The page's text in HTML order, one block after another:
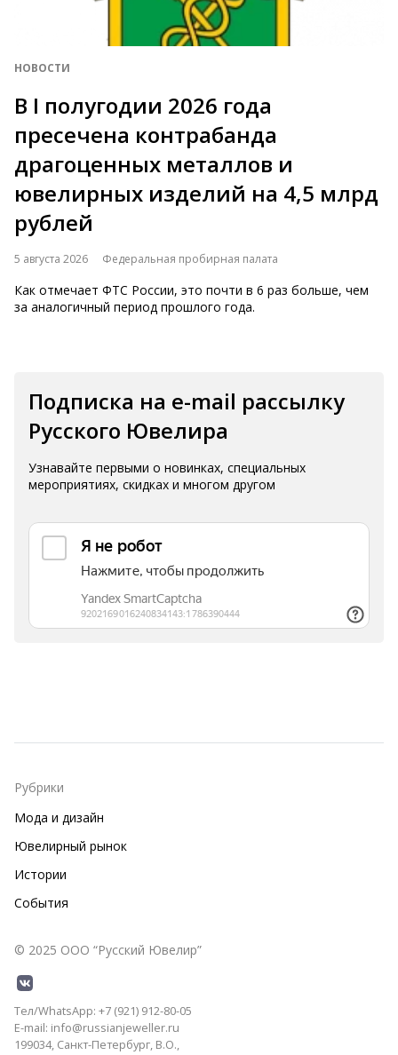
НОВОСТИ
В I полугодии 2026 года
пресечена контрабанда
драгоценных металлов и
ювелирных изделий на 4,5 млрд
рублей
5 августа 2026 Федеральная пробирная палата
Как отмечает ФТС России, это почти в 6 раз больше, чем
за аналогичный период прошлого года.
Подписка на e-mail рассылку
Русского Ювелира
Узнавайте первыми о новинках, специальных
мероприятиях, скидках и многом другом
© 2025 ООО “Русский Ювелир”
Тел/WhatsApp: +7 (921) 912-80-05
E-mail: info@russianjeweller.ru
199034, Санкт-Петербург, В.О.,
Рубрики
Мода и дизайн
Ювелирный рынок
Истории
События